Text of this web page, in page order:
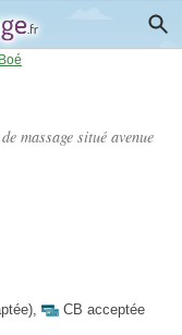
Boé
massage situé avenue
, CB acceptée